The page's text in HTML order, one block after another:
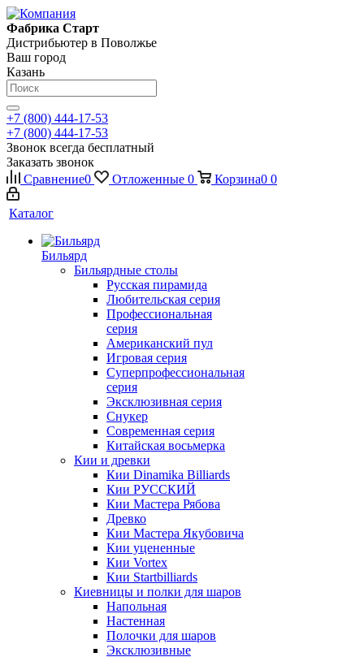
Фабрика Старт
Дистрибьютер в Поволжье
Ваш город
Казань
+7 (800) 444-17-53
+7 (800) 444-17-53
Звонок всегда бесплатный
Заказать звонок
Сравнение0 Отложенные 0 Корзина0 0
Каталог
Бильярд
Бильярдные столы
Русская пирамида
Любительская серия
Профессиональная
серия
Американский пул
Игровая серия
Суперпрофессиональная
серия
Эксклюзивная серия
Снукер
Современная серия
Китайская восьмерка
Кии и древки
Кии Dinamika Billiards
Кии РУССКИЙ
Кии Мастера Рябова
Древко
Кии Мастера Якубовича
Кии уцененные
Кии Vortex
Кии Startbilliards
Киевницы и полки для шаров
Напольная
Настенная
Полочки для шаров
Эксклюзивные